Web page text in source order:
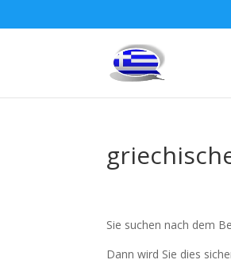
Sie suchen nach dem
Dann wird Sie dies